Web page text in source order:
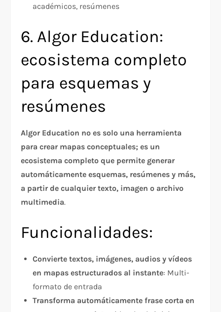
académicos, resúmenes
6. Algor Education:
ecosistema completo
para esquemas y
resúmenes
Algor Education no es solo una herramienta
para crear mapas conceptuales; es un
ecosistema completo que permite generar
automáticamente esquemas, resúmenes y más,
a partir de cualquier texto, imagen o archivo
multimedia.
Funcionalidades:
Convierte textos, imágenes, audios y vídeos
en mapas estructurados al instante: Multi-
formato de entrada
Transforma automáticamente frase corta en